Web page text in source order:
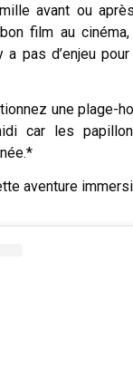
avant ou
film au
a pas d’enjeu
une plage-
car les
aventure